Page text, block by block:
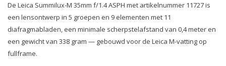
De Leica Summilux-M 35mm f/1.4 ASPH met artikelnummer 11727 is
een lensontwerp in 5 groepen en 9 elementen met 11
diafragmabladen, een minimale scherpstelafstand van 0,4 meter en
een gewicht van 338 gram — gebouwd voor de Leica M-vatting op
fullframe.